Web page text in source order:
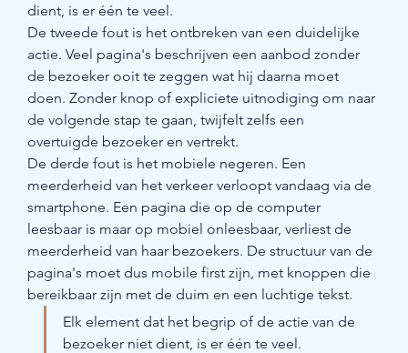
dient, is er één te veel.
De tweede fout is het ontbreken van een duidelijke
actie. Veel pagina's beschrijven een aanbod zonder
de bezoeker ooit te zeggen wat hij daarna moet
doen. Zonder knop of expliciete uitnodiging om naar
de volgende stap te gaan, twijfelt zelfs een
overtuigde bezoeker en vertrekt.
De derde fout is het mobiele negeren. Een
meerderheid van het verkeer verloopt vandaag via de
smartphone. Een pagina die op de computer
leesbaar is maar op mobiel onleesbaar, verliest de
meerderheid van haar bezoekers. De structuur van de
pagina's moet dus mobile first zijn, met knoppen die
bereikbaar zijn met de duim en een luchtige tekst.
Elk element dat het begrip of de actie van de
bezoeker niet dient, is er één te veel.